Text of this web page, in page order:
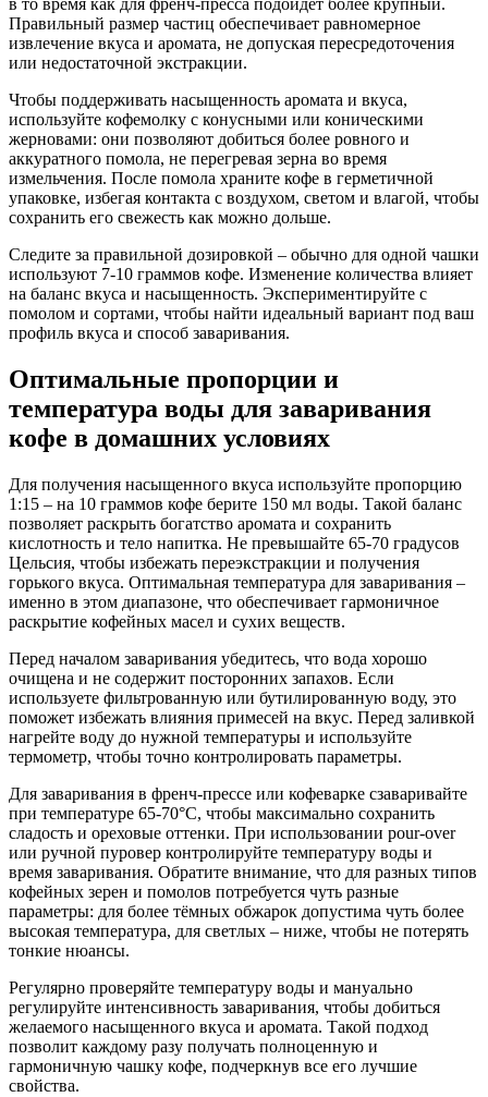
в то время как для френч-пресса подойдет более крупный.
Правильный размер частиц обеспечивает равномерное
извлечение вкуса и аромата, не допуская пересредоточения
или недостаточной экстракции.
Чтобы поддерживать насыщенность аромата и вкуса,
используйте кофемолку с конусными или коническими
жерновами: они позволяют добиться более ровного и
аккуратного помола, не перегревая зерна во время
измельчения. После помола храните кофе в герметичной
упаковке, избегая контакта с воздухом, светом и влагой, чтобы
сохранить его свежесть как можно дольше.
Следите за правильной дозировкой – обычно для одной чашки
используют 7-10 граммов кофе. Изменение количества влияет
на баланс вкуса и насыщенность. Экспериментируйте с
помолом и сортами, чтобы найти идеальный вариант под ваш
профиль вкуса и способ заваривания.
Оптимальные пропорции и
температура воды для заваривания
кофе в домашних условиях
Для получения насыщенного вкуса используйте пропорцию
1:15 – на 10 граммов кофе берите 150 мл воды. Такой баланс
позволяет раскрыть богатство аромата и сохранить
кислотность и тело напитка. Не превышайте 65-70 градусов
Цельсия, чтобы избежать переэкстракции и получения
горького вкуса. Оптимальная температура для заваривания –
именно в этом диапазоне, что обеспечивает гармоничное
раскрытие кофейных масел и сухих веществ.
Перед началом заваривания убедитесь, что вода хорошо
очищена и не содержит посторонних запахов. Если
используете фильтрованную или бутилированную воду, это
поможет избежать влияния примесей на вкус. Перед заливкой
нагрейте воду до нужной температуры и используйте
термометр, чтобы точно контролировать параметры.
Для заваривания в френч-прессе или кофеварке сзаваривайте
при температуре 65-70°C, чтобы максимально сохранить
сладость и ореховые оттенки. При использовании pour-over
или ручной пуровер контролируйте температуру воды и
время заваривания. Обратите внимание, что для разных типов
кофейных зерен и помолов потребуется чуть разные
параметры: для более тёмных обжарок допустима чуть более
высокая температура, для светлых – ниже, чтобы не потерять
тонкие нюансы.
Регулярно проверяйте температуру воды и мануально
регулируйте интенсивность заваривания, чтобы добиться
желаемого насыщенного вкуса и аромата. Такой подход
позволит каждому разу получать полноценную и
гармоничную чашку кофе, подчеркнув все его лучшие
свойства.